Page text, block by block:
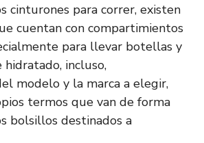
cinturones para correr, existen
cuentan con compartimientos
para llevar botellas y
incluso,
modelo y la marca a elegir,
termos que van de forma
bolsillos destinados a